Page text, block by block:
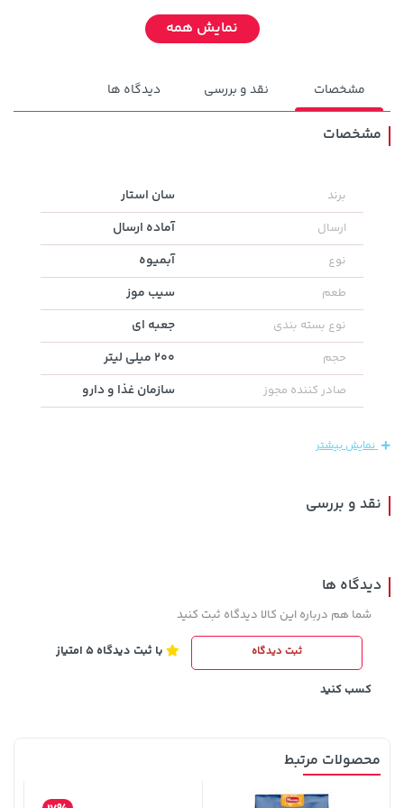
141,000 تومان
165,900
701,000 تومان
315,900 تومان خرید
نمایش همه
مشخصات نقد و بررسی دیدگاه ها
مشخصات
برند سان استار
ارسال آماده ارسال
نوع آبمیوه
طعم سیب موز
نوع بسته بندی جعبه ای
حجم 200 میلی لیتر
صادر کننده مجوز سازمان غذا و دارو
نمایش بیشتر
نقد و بررسی
دیدگاه ها
شما هم درباره این کالا دیدگاه ثبت کنید
ثبت دیدگاه با ثبت دیدگاه 5 امتیاز
کسب کنید
محصولات مرتبط